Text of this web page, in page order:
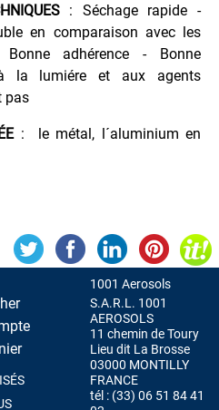
: Séchage rapide -
en comparaison avec les
adhérence - Bonne
la lumiére et aux agents
pas
: le métal, l´aluminium en
1001 Aerosols
S.A.R.L. 1001
AEROSOLS
11 chemin de Toury
Lieu dit La Brosse
03000 MONTILLY
FRANCE
tél : (33) 06 51 84 41